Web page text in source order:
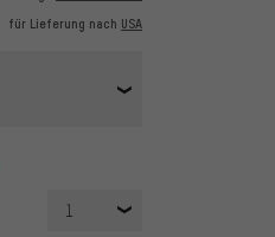
für Lieferung nach USA
1